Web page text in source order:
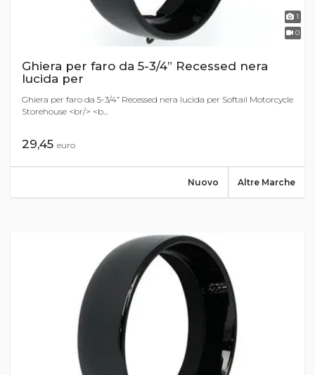
1
0
Ghiera per faro da 5-3/4” Recessed nera
lucida per
Ghiera per faro da 5-3/4” Recessed nera lucida per Softail Motorcycle
Storehouse <br/> <b...
29,45 euro
Altre Marche
Nuovo